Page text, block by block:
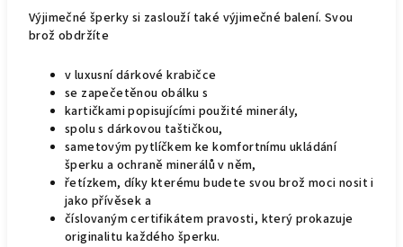
Výjimečné šperky si zaslouží také výjimečné balení. Svou
brož obdržíte
v luxusní dárkové krabičce
se zapečetěnou obálku s
kartičkami popisujícími použité minerály,
spolu s dárkovou taštičkou,
sametovým pytlíčkem ke komfortnímu ukládání
šperku a ochraně minerálů v něm,
řetízkem, díky kterému budete svou brož moci nosit i
jako přívěsek a
číslovaným certifikátem pravosti, který prokazuje
originalitu každého šperku.